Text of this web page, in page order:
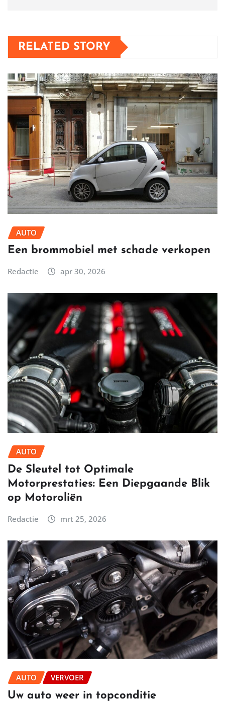
RELATED STORY
AUTO
Een brommobiel met schade verkopen
Redactie apr 30, 2026
AUTO
De Sleutel tot Optimale
Motorprestaties: Een Diepgaande Blik
op Motoroliën
Redactie mrt 25, 2026
AUTO VERVOER
Uw auto weer in topconditie